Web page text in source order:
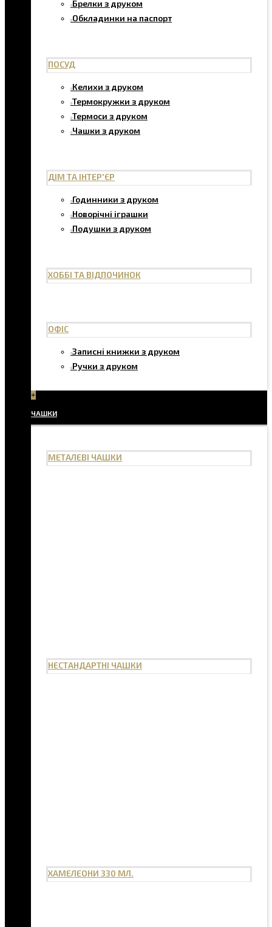
Брелки з друком
Обкладинки на паспорт
ПОСУД
Келихи з друком
Термокружки з друком
Термоси з друком
Чашки з друком
ДІМ ТА ІНТЕР'ЄР
Годинники з друком
Новорічні іграшки
Подушки з друком
ХОББІ ТА ВІДПОЧИНОК
ОФІС
Записні книжки з друком
Ручки з друком
+
ЧАШКИ
МЕТАЛЕВІ ЧАШКИ
НЕСТАНДАРТНІ ЧАШКИ
ХАМЕЛЕОНИ 330 МЛ.